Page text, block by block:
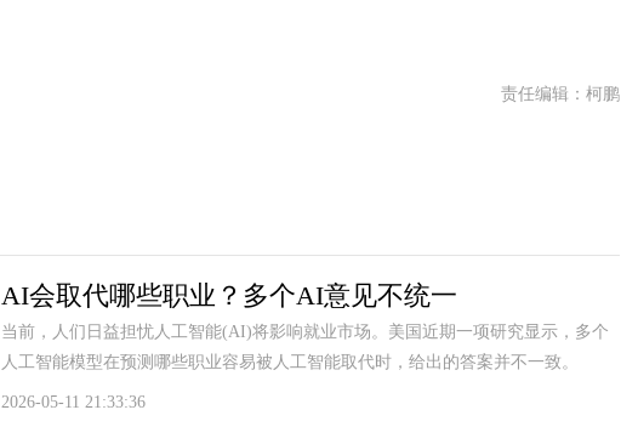
责任编辑：柯鹏
AI会取代哪些职业？多个AI意见不统一
当前，人们日益担忧人工智能(AI)将影响就业市场。美国近期一项研究显示，多个
人工智能模型在预测哪些职业容易被人工智能取代时，给出的答案并不一致。
2026-05-11 21:33:36